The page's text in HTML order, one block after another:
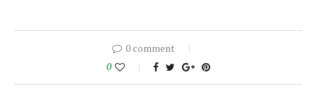
0 comment
0